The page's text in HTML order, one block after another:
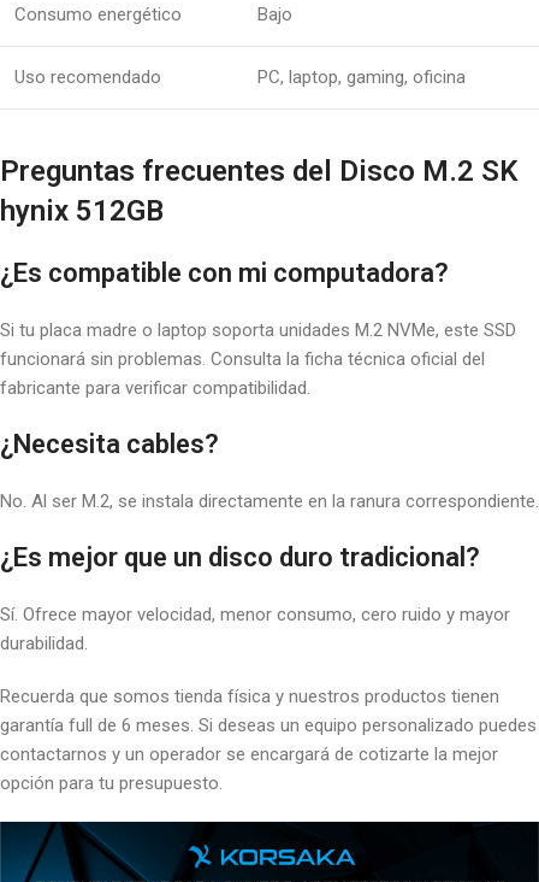
Consumo energético Bajo
Uso recomendado PC, laptop, gaming, oficina
Preguntas frecuentes del Disco M.2 SK
hynix 512GB
¿Es compatible con mi computadora?
Si tu placa madre o laptop soporta unidades M.2 NVMe, este SSD
funcionará sin problemas. Consulta la ficha técnica oficial del
fabricante para verificar compatibilidad.
¿Necesita cables?
No. Al ser M.2, se instala directamente en la ranura correspondiente.
¿Es mejor que un disco duro tradicional?
Sí. Ofrece mayor velocidad, menor consumo, cero ruido y mayor
durabilidad.
Recuerda que somos tienda física y nuestros productos tienen
garantía full de 6 meses. Si deseas un equipo personalizado puedes
contactarnos y un operador se encargará de cotizarte la mejor
opción para tu presupuesto.